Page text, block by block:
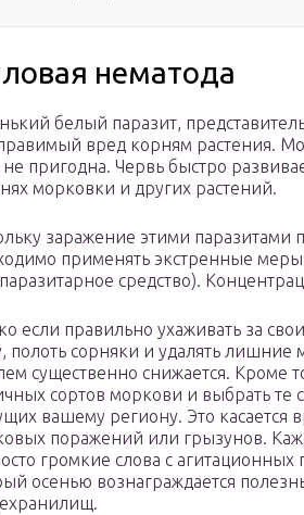
нематода
белый паразит,
вред корням растения.
пригодна. Червь быстро
морковки и других растений.
заражение этими паразитами
применять экстренные
средство).
если правильно ухаживать за
полоть сорняки и удалять
существенно снижается. Кроме
сортов моркови и выбрать
вашему региону. Это касается
поражений или грызунов.
громкие слова с
осенью вознаграждается